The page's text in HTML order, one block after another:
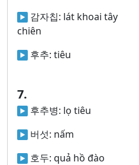
감자칩: lát khoai tây
chiên
후추: tiêu
7.
후추병: lọ tiêu
버섯: nấm
호두: quả hồ đào